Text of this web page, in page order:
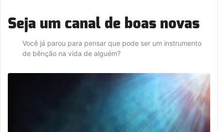
Seja um canal de boas novas
Você já parou para pensar que pode ser um instrumento
de bênção na vida de alguém?